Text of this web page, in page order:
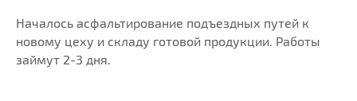
Началось асфальтирование подъездных путей к
новому цеху и складу готовой продукции. Работы
займут 2-3 дня.